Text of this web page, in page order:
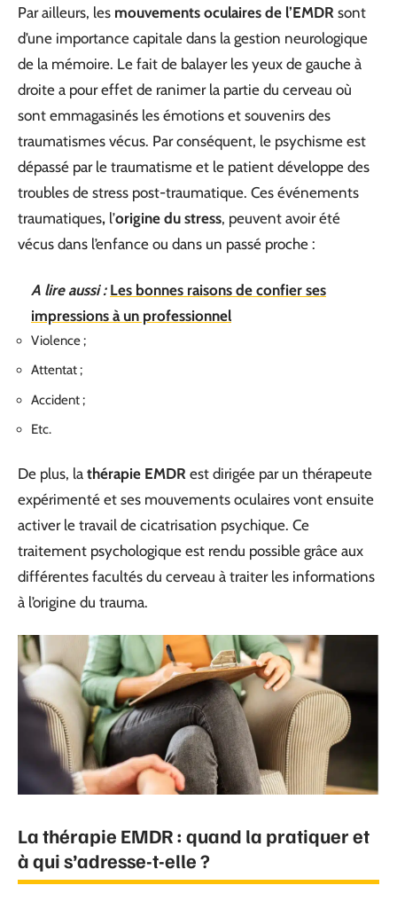
Par ailleurs, les mouvements oculaires de l’EMDR sont
d’une importance capitale dans la gestion neurologique
de la mémoire. Le fait de balayer les yeux de gauche à
droite a pour effet de ranimer la partie du cerveau où
sont emmagasinés les émotions et souvenirs des
traumatismes vécus. Par conséquent, le psychisme est
dépassé par le traumatisme et le patient développe des
troubles de stress post-traumatique. Ces événements
traumatiques, l’origine du stress, peuvent avoir été
vécus dans l’enfance ou dans un passé proche :
A lire aussi : Les bonnes raisons de confier ses
impressions à un professionnel
Violence ;
Attentat ;
Accident ;
Etc.
De plus, la thérapie EMDR est dirigée par un thérapeute
expérimenté et ses mouvements oculaires vont ensuite
activer le travail de cicatrisation psychique. Ce
traitement psychologique est rendu possible grâce aux
différentes facultés du cerveau à traiter les informations
à l’origine du trauma.
La thérapie EMDR : quand la pratiquer et
à qui s’adresse-t-elle ?